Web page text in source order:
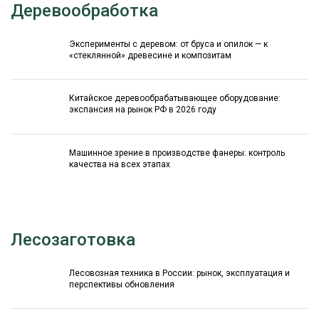
Деревообработка
Эксперименты с деревом: от бруса и опилок — к
«стеклянной» древесине и композитам
Китайское деревообрабатывающее оборудование:
экспансия на рынок РФ в 2026 году
Машинное зрение в производстве фанеры: контроль
качества на всех этапах
Лесозаготовка
Лесовозная техника в России: рынок, эксплуатация и
перспективы обновления